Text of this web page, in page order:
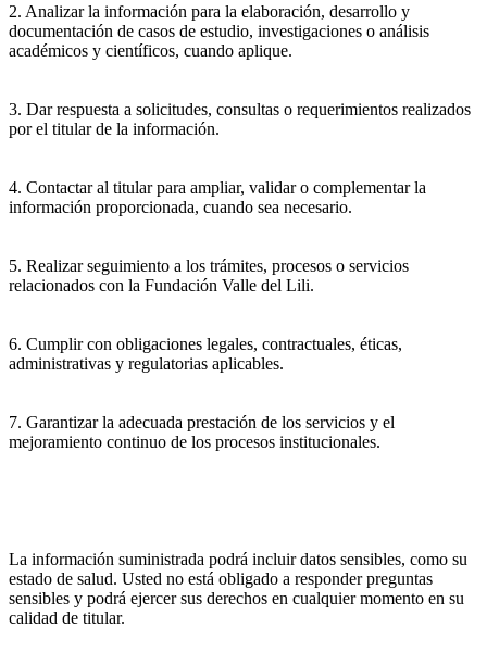
2. Analizar la información para la elaboración, desarrollo y
documentación de casos de estudio, investigaciones o análisis
académicos y científicos, cuando aplique.
3. Dar respuesta a solicitudes, consultas o requerimientos realizados
por el titular de la información.
4. Contactar al titular para ampliar, validar o complementar la
información proporcionada, cuando sea necesario.
5. Realizar seguimiento a los trámites, procesos o servicios
relacionados con la Fundación Valle del Lili.
6. Cumplir con obligaciones legales, contractuales, éticas,
administrativas y regulatorias aplicables.
7. Garantizar la adecuada prestación de los servicios y el
mejoramiento continuo de los procesos institucionales.
La información suministrada podrá incluir datos sensibles, como su
estado de salud. Usted no está obligado a responder preguntas
sensibles y podrá ejercer sus derechos en cualquier momento en su
calidad de titular.